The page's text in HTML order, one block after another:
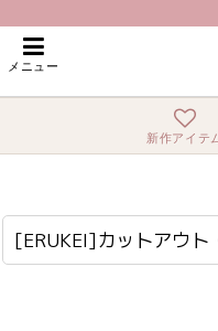
メニュー
新作アイテ
ホーム > ミニ・ショート >
[ERUKEI]カットアウ